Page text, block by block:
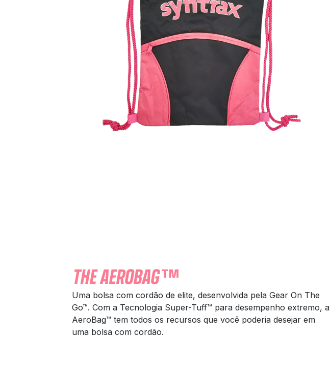
THE AEROBAG™
Uma bolsa com cordão de elite, desenvolvida pela Gear On The
Go™. Com a Tecnologia Super-Tuff™ para desempenho extremo, a
AeroBag™ tem todos os recursos que você poderia desejar em
uma bolsa com cordão.